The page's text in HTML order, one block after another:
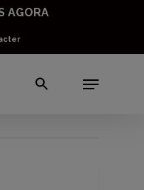
AGORA
Menu